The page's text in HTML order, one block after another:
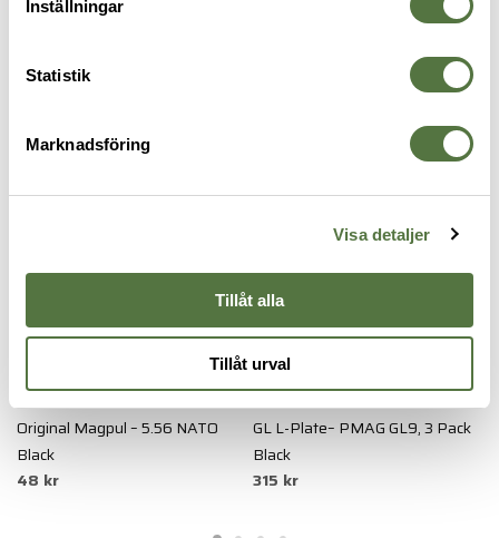
Inställningar
Statistik
Marknadsföring
Visa detaljer
Tillåt alla
Tillåt urval
Original Magpul – 5.56 NATO
Black
48 kr
GL L-Plate– PMAG GL9, 3 Pack
Black
315 kr